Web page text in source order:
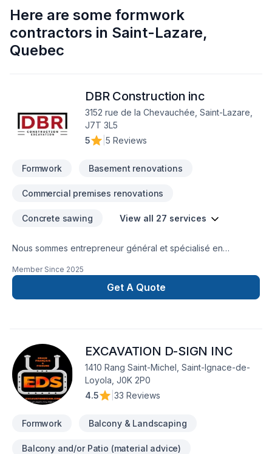
Here are some formwork
contractors in Saint-Lazare,
Quebec
DBR Construction inc
3152 rue de la Chevauchée, Saint-Lazare,
J7T 3L5
5
5 Reviews
Formwork Basement renovations
Commercial premises renovations
Concrete sawing View all 27 services
Nous sommes entrepreneur général et spécialisé en
d’expérience dans la réparation de fissures de fondation,
l’imperméabilisation, l’abaissement de sous-sol, l’installation
de drains français et les travaux d’excavation de bâtiment.
de notre engagement afin de mieux vous accompagner et
répondre à vos besoins.
Member Since 2025
Get A Quote
EXCAVATION D-SIGN INC
1410 Rang Saint-Michel, Saint-Ignace-de-
Loyola, J0K 2P0
4.5
33 Reviews
Formwork Balcony & Landscaping
Balcony and/or Patio (material advice)